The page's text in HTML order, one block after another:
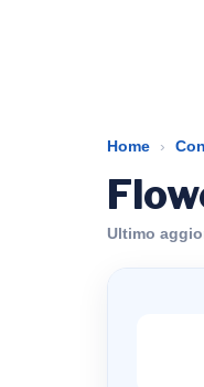
Home ›
Ultimo